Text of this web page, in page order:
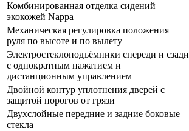
Комбинированная отделка сидений
экокожей Nappa
Механическая регулировка положения
руля по высоте и по вылету
Электростеклоподъёмники спереди и сзади
с однократным нажатием и
дистанционным управлением
Двойной контур уплотнения дверей с
защитой порогов от грязи
Двухслойные передние и задние боковые
стекла